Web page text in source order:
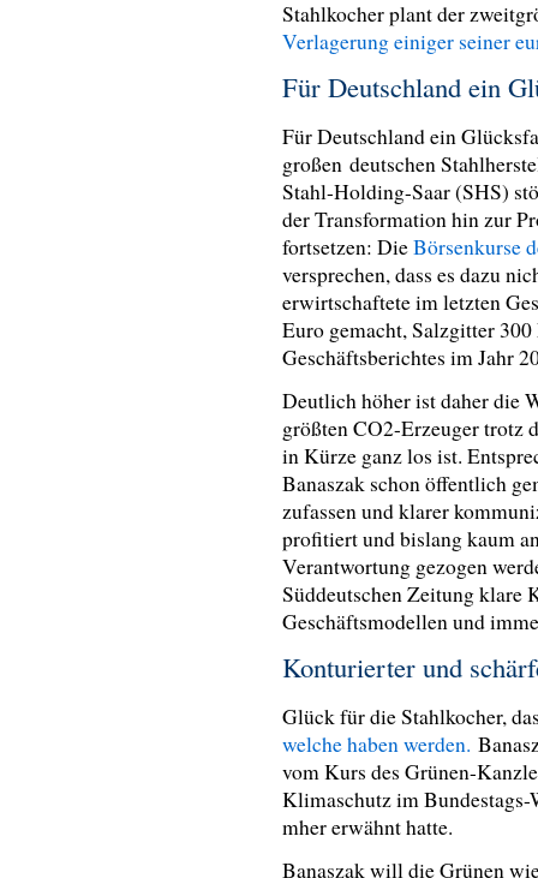
Stahlkocher plant der
Verlagerung einiger seiner
Für Deutschland ein
Für Deutschland ein
großen deutschen
Stahl-Holding-Saar (SHS)
der Transformation hin zur
fortsetzen: DieBörsenkurse
versprechen, dass es dazu
erwirtschaftete im letzten
Euro gemacht, Salzgitter
Geschäftsberichtes im Jahr
Deutlich höher ist daher die
größten CO2-Erzeuger trotz
in Kürze ganz los ist.
Banaszak schon öffentlich
zufassen und klarer
profitiert und bislang kaum
Verantwortung gezogen
Süddeutschen Zeitung klare
Geschäftsmodellen und
Konturierter und
Glück für die Stahlkocher,
welche haben werden.
vom Kurs des Grünen-
Klimaschutz im
mher erwähnt hatte.
Banaszak will die Grünen